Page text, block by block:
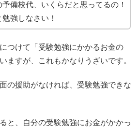
予備校代、いくらだと思ってるの！
強しなさい！
つけて「受験勉強にかかるお金の
ますが、これもかなりうざいです。
の援助がなければ、受験勉強できな
と、自分の受験勉強にお金がかかっ